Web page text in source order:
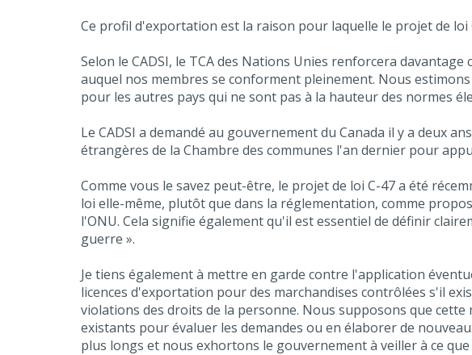
Ce profil d'exportation est la raison pour laquelle le projet de
Selon le CADSI, le TCA des Nations Unies renforcera
auquel nos membres se conforment pleinement. Nous
pour les autres pays qui ne sont pas à la hauteur des normes
Le CADSI a demandé au gouvernement du Canada il y a deux
étrangères de la Chambre des communes l'an dernier pour
Comme vous le savez peut-être, le projet de loi C-47 a été
loi elle-même, plutôt que dans la réglementation, comme
l'ONU. Cela signifie également qu'il est essentiel de définir
guerre ».
Je tiens également à mettre en garde contre l'application
licences d'exportation pour des marchandises contrôlées s'il
violations des droits de la personne. Nous supposons que
existants pour évaluer les demandes ou en élaborer de
plus longs et nous exhortons le gouvernement à veiller à ce